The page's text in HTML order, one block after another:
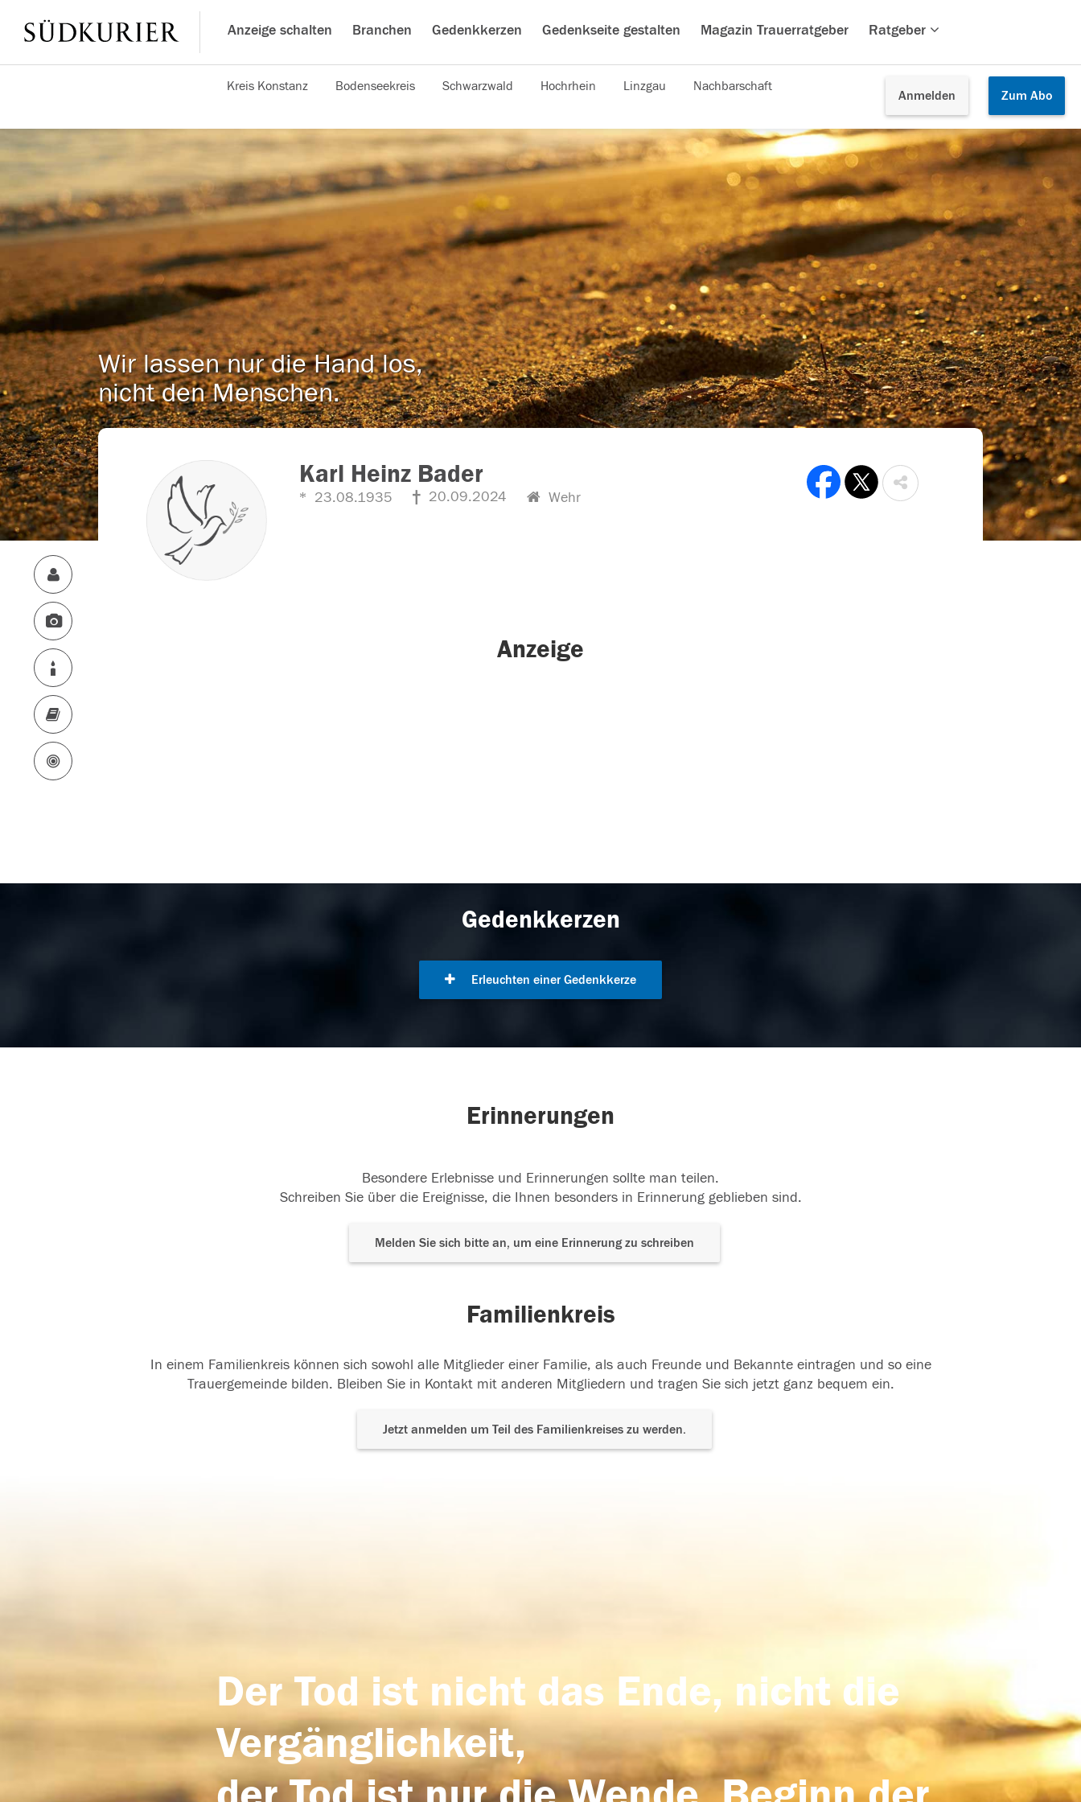
Anzeige schalten Branchen Gedenkkerzen Gedenkseite gestalten Magazin Trauerratgeber Ratgeber
Anmelden Zum Abo
Kreis Konstanz Bodenseekreis Schwarzwald Hochrhein Linzgau Nachbarschaft
Wir lassen nur die Hand los,
nicht den Menschen.
Karl Heinz Bader
23.08.1935 20.09.2024 Wehr
Anzeige
Gedenkkerzen
Erleuchten einer Gedenkkerze
Erinnerungen
Besondere Erlebnisse und Erinnerungen sollte man teilen.
Schreiben Sie über die Ereignisse, die Ihnen besonders in Erinnerung geblieben sind.
Melden Sie sich bitte an, um eine Erinnerung zu schreiben
Familienkreis
In einem Familienkreis können sich sowohl alle Mitglieder einer Familie, als auch Freunde und Bekannte eintragen und so eine
Trauergemeinde bilden. Bleiben Sie in Kontakt mit anderen Mitgliedern und tragen Sie sich jetzt ganz bequem ein.
Jetzt anmelden um Teil des Familienkreises zu werden.
Der Tod ist nicht das Ende, nicht die
Vergänglichkeit,